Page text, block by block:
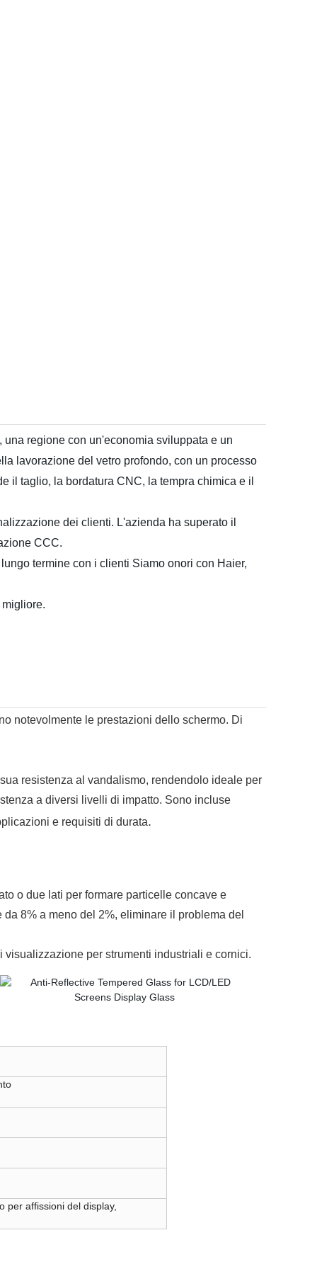
regione con un'economia sviluppata e un
lavorazione del vetro profondo, con un processo
il taglio, la bordatura CNC, la tempra chimica e il
dei clienti. L'azienda ha superato il
CCC.
termine con i clienti Siamo onori con Haier,
notevolmente le prestazioni dello schermo. Di
resistenza al vandalismo, rendendolo ideale per
a diversi livelli di impatto. Sono incluse
e requisiti di durata.
o due lati per formare particelle concave e
8% a meno del 2%, eliminare il problema del
per strumenti industriali e cornici.
per affissioni del display,